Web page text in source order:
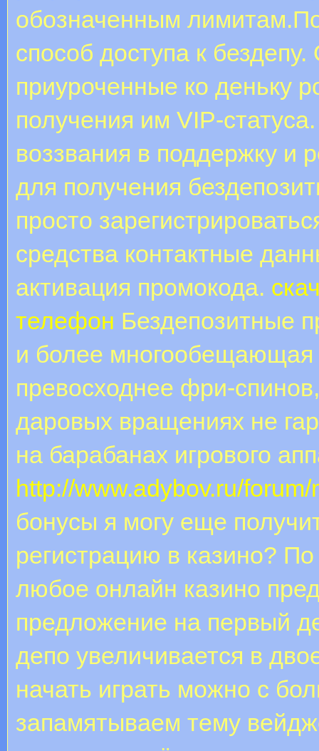
обозначенным
способ доступа к
приуроченные ко деньку
получения им VIP-
воззвания в поддержку и
для получения
просто
средства контактные
активация промокода.
телефон Бездепозитные
и более многообещающая
превосходнее фри-
даровых вращениях не
на барабанах игрового
http://www.adybov.ru/
бонусы я могу еще
регистрацию в казино?
любое онлайн казино
предложение на первый
депо увеличивается в
начать играть можно с
запамятываем тему